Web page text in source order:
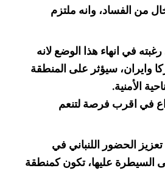
من الفساد، وانه ملتزم
في انهاء هذا الوضع لانه
وايران، سيؤثر على المنطقة
الأمنية.
في اقرب فرصة لتنعم
الحضور اللنباني في
السيطرة عليها، تكون كمنطقة